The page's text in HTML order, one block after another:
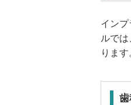
イン
ルで
ります